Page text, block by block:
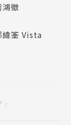
遞行銷訊息
轉的注意力，
的磨刀石，才
徵
筌 Vista